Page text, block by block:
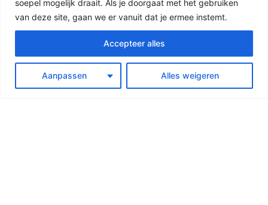
soepel mogelijk draait. Als je doorgaat met het gebruiken
van deze site, gaan we er vanuit dat je ermee instemt.
Aanpassen Alles weigeren
Accepteer alles